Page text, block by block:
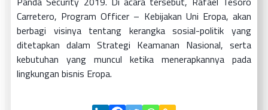
Carretero, Program Officer – Kebijakan Uni Eropa, akan
berbagi visinya tentang kerangka sosial-politik yang
ditetapkan dalam Strategi Keamanan Nasional, serta
kebutuhan yang muncul ketika menerapkannya pada
lingkungan bisnis Eropa.